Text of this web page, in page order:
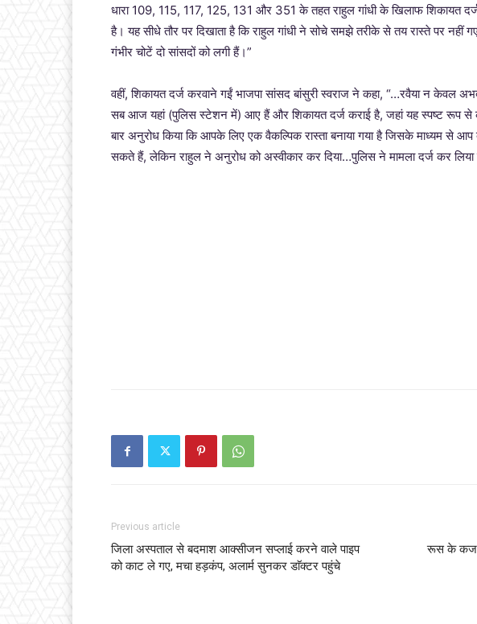
धारा 109, 115, 117, 125, 131 और 351 के तहत राहुल गांधी के खिलाफ शिकायत
है। यह सीधे तौर पर दिखाता है कि राहुल गांधी ने सोचे समझे तरीके से तय रास्ते पर
गंभीर चोटें दो सांसदों को लगी हैं।”
वहीं, शिकायत दर्ज करवाने गईं भाजपा सांसद बांसुरी स्वराज ने कहा, “…रवैया न केवल
सब आज यहां (पुलिस स्टेशन में) आए हैं और शिकायत दर्ज कराई है, जहां यह स्पष्ट रूप से
बार अनुरोध किया कि आपके लिए एक वैकल्पिक रास्ता बनाया गया है जिसके माध्यम से
सकते हैं, लेकिन राहुल ने अनुरोध को अस्वीकार कर दिया…पुलिस ने मामला दर्ज कर लिया
Previous article
जिला अस्पताल से बदमाश आक्सीजन सप्लाई करने वाले पाइप
को काट ले गए, मचा हड़कंप, अलार्म सुनकर डाॅक्टर पहुंचे
रूस के